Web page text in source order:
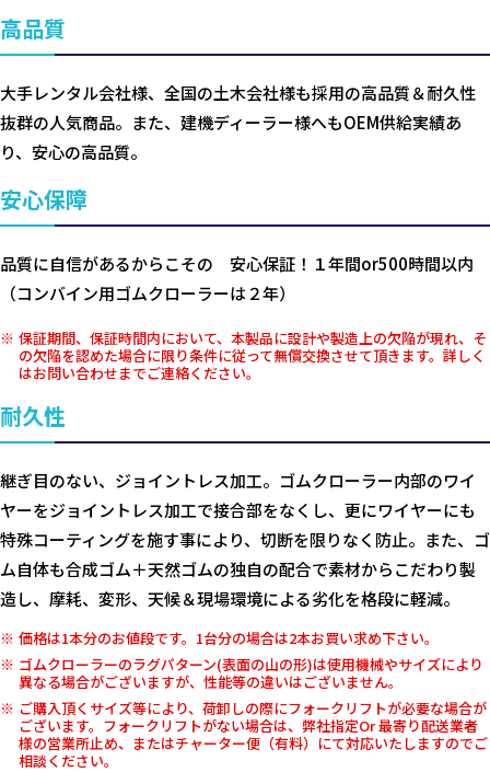
高品質
大手レンタル会社様、全国の土木会社様も採用の高品質＆耐久性
抜群の人気商品。また、建機ディーラー様へもOEM供給実績あ
り、安心の高品質。
安心保障
品質に自信があるからこその 安心保証！１年間or500時間以内
（コンバイン用ゴムクローラーは２年）
保証期間、保証時間内において、本製品に設計や製造上の欠陥が現れ、そ
の欠陥を認めた場合に限り条件に従って無償交換させて頂きます。詳しく
はお問い合わせまでご連絡ください。
耐久性
継ぎ目のない、ジョイントレス加工。ゴムクローラー内部のワイ
ヤーをジョイントレス加工で接合部をなくし、更にワイヤーにも
特殊コーティングを施す事により、切断を限りなく防止。また、ゴ
ム自体も合成ゴム＋天然ゴムの独自の配合で素材からこだわり製
造し、摩耗、変形、天候＆現場環境による劣化を格段に軽減。
価格は1本分のお値段です。1台分の場合は2本お買い求め下さい。
ゴムクローラーのラグパターン(表面の山の形)は使用機械やサイズにより
異なる場合がございますが、性能等の違いはございません。
ご購入頂くサイズ等により、荷卸しの際にフォークリフトが必要な場合が
ございます。フォークリフトがない場合は、弊社指定Or 最寄り配送業者
様の営業所止め、またはチャーター便（有料）にて対応いたしますのでご
相談ください。